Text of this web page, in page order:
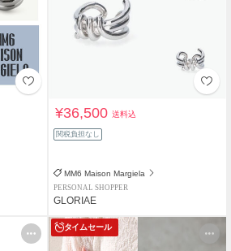
¥36,500送料込
関税負担なし
MM6 Maison Margiela
PERSONAL SHOPPER
GLORIAE
タイムセール